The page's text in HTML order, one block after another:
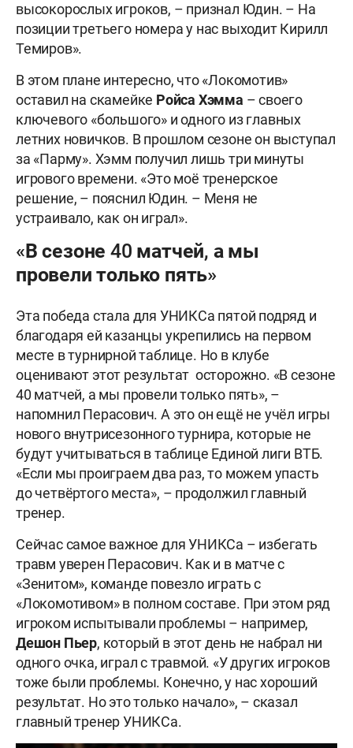
высокорослых игроков, – признал Юдин. – На
позиции третьего номера у нас выходит Кирилл
Темиров».
В этом плане интересно, что «Локомотив»
оставил на скамейке Ройса Хэмма – своего
ключевого «большого» и одного из главных
летних новичков. В прошлом сезоне он выступал
за «Парму». Хэмм получил лишь три минуты
игрового времени. «Это моё тренерское
решение, – пояснил Юдин. – Меня не
устраивало, как он играл».
«В сезоне 40 матчей, а мы
провели только пять»
Эта победа стала для УНИКСа пятой подряд и
благодаря ей казанцы укрепились на первом
месте в турнирной таблице. Но в клубе
оценивают этот результат осторожно. «В сезоне
40 матчей, а мы провели только пять», –
напомнил Перасович. А это он ещё не учёл игры
нового внутрисезонного турнира, которые не
будут учитываться в таблице Единой лиги ВТБ.
«Если мы проиграем два раз, то можем упасть
до четвёртого места», – продолжил главный
тренер.
Сейчас самое важное для УНИКСа – избегать
травм уверен Перасович. Как и в матче с
«Зенитом», команде повезло играть с
«Локомотивом» в полном составе. При этом ряд
игроком испытывали проблемы – например,
Дешон Пьер, который в этот день не набрал ни
одного очка, играл с травмой. «У других игроков
тоже были проблемы. Конечно, у нас хороший
результат. Но это только начало», – сказал
главный тренер УНИКСа.